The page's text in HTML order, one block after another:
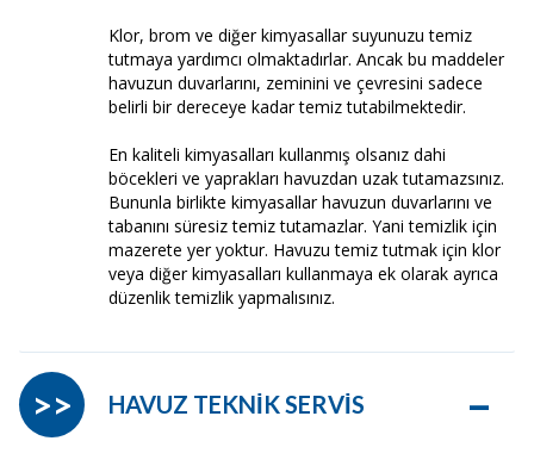
Klor, brom ve diğer kimyasallar suyunuzu temiz
tutmaya yardımcı olmaktadırlar. Ancak bu maddeler
havuzun duvarlarını, zeminini ve çevresini sadece
belirli bir dereceye kadar temiz tutabilmektedir.
En kaliteli kimyasalları kullanmış olsanız dahi
böcekleri ve yaprakları havuzdan uzak tutamazsınız.
Bununla birlikte kimyasallar havuzun duvarlarını ve
tabanını süresiz temiz tutamazlar. Yani temizlik için
mazerete yer yoktur. Havuzu temiz tutmak için klor
veya diğer kimyasalları kullanmaya ek olarak ayrıca
düzenlik temizlik yapmalısınız.
HAVUZ TEKNİK SERVİS –
>>